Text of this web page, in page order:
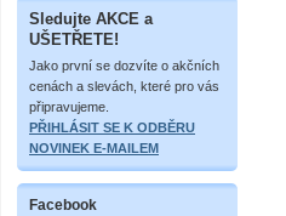
Sledujte AKCE a
UŠETŘETE!
Jako první se dozvíte o akčních
cenách a slevách, které pro vás
připravujeme.
PŘIHLÁSIT SE K ODBĚRU
NOVINEK E-MAILEM
Facebook